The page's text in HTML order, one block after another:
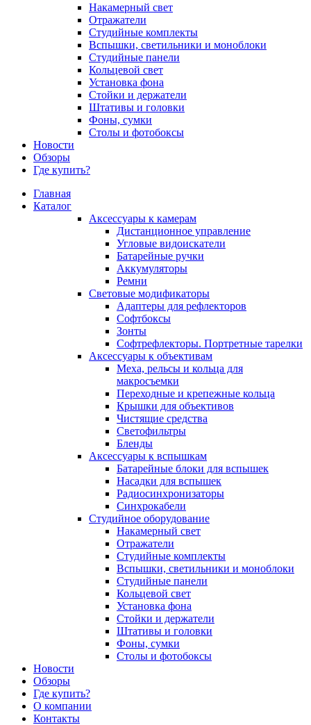
Накамерный свет
Отражатели
Студийные комплекты
Вспышки, светильники и моноблоки
Студийные панели
Кольцевой свет
Установка фона
Стойки и держатели
Штативы и головки
Фоны, сумки
Столы и фотобоксы
Новости
Обзоры
Где купить?
Главная
Каталог
Аксессуары к камерам
Дистанционное управление
Угловые видоискатели
Батарейные ручки
Аккумуляторы
Ремни
Световые модификаторы
Адаптеры для рефлекторов
Софтбоксы
Зонты
Софтрефлекторы. Портретные тарелки
Аксессуары к объективам
Меха, рельсы и кольца для
макросъемки
Переходные и крепежные кольца
Крышки для объективов
Чистящие средства
Светофильтры
Бленды
Аксессуары к вспышкам
Батарейные блоки для вспышек
Насадки для вспышек
Радиосинхронизаторы
Синхрокабели
Студийное оборудование
Накамерный свет
Отражатели
Студийные комплекты
Вспышки, светильники и моноблоки
Студийные панели
Кольцевой свет
Установка фона
Стойки и держатели
Штативы и головки
Фоны, сумки
Столы и фотобоксы
Новости
Обзоры
Где купить?
О компании
Контакты